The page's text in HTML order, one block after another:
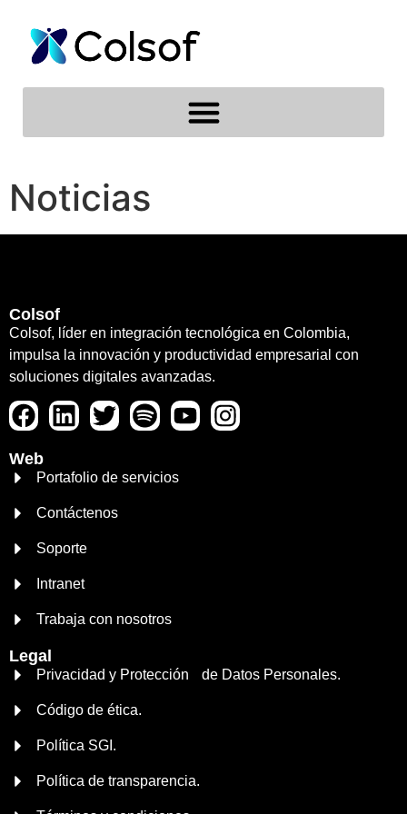
Noticias
Colsof
Colsof, líder en integración tecnológica en Colombia,
impulsa la innovación y productividad empresarial con
soluciones digitales avanzadas.
Web
Portafolio de servicios
Contáctenos
Soporte
Intranet
Trabaja con nosotros
Legal
Privacidad y Protección de Datos Personales.
Código de ética.
Política SGI.
Política de transparencia.